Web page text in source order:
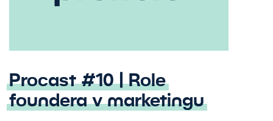
Procast #10 | Role
foundera v marketingu